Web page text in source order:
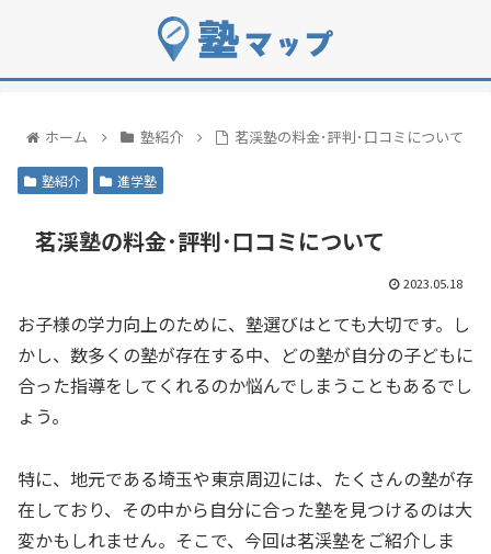
ホーム 塾紹介 茗渓塾の料金･評判･口コミについて
塾紹介 進学塾
茗渓塾の料金･評判･口コミについて
2023.05.18
お子様の学力向上のために、塾選びはとても大切です。し
かし、数多くの塾が存在する中、どの塾が自分の子どもに
合った指導をしてくれるのか悩んでしまうこともあるでし
ょう。
特に、地元である埼玉や東京周辺には、たくさんの塾が存
在しており、その中から自分に合った塾を見つけるのは大
変かもしれません。そこで、今回は茗渓塾をご紹介しま